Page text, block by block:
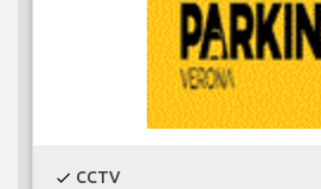
check CCTV